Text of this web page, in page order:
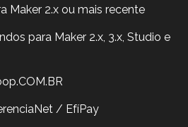
Maker 2.x ou mais recente
para Maker 2.x, 3.x, Studio e
/ EfíPay